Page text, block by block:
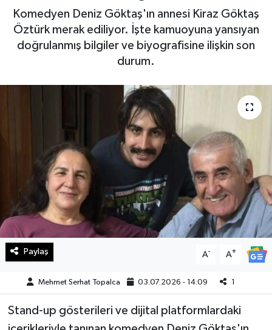
Komedyen Deniz Göktaş'ın annesi Kiraz Göktaş
Öztürk merak ediliyor. İşte kamuoyuna yansıyan
doğrulanmış bilgiler ve biyografisine ilişkin son
durum.
Paylaş A- A+
Mehmet Serhat Topalca 03.07.2026 - 14:09 1
Stand-up gösterileri ve dijital platformlardaki
Haberde İnsan
Kültür Sanat
Magazin
Manşetler
Resmi İlan
Sağlık
Spor